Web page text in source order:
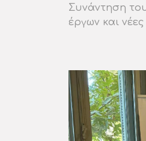
Συνάντηση
έργων και